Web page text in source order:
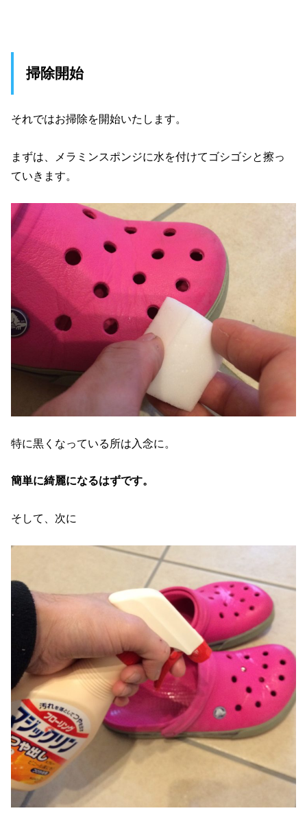
掃除開始
それではお掃除を開始いたします。
まずは、メラミンスポンジに水を付けてゴシゴシと擦っ
ていきます。
特に黒くなっている所は入念に。
簡単に綺麗になるはずです。
そして、次に